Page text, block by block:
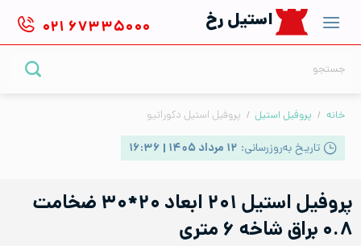
content
استیل رخ ۰۲۱ ۶۷۳۳۵۰۰۰
خانه / پروفیل استیل / پروفیل استیل دکوراتیو
تاریخ به‌روزرسانی: ۱۲ مرداد ۱۴۰۵ | ۱۶:۳۶
پروفیل استیل ۲۰۱ ابعاد ۲۰*۳۰ ضخامت
۰.۸ براق شاخه ۶ متری